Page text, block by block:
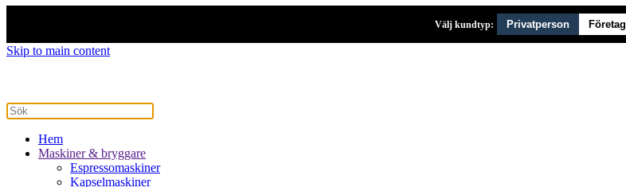
Välj kundtyp: Privatperson Företag
Skip to main content
Hem
Maskiner & bryggare
Espressomaskiner
Kapselmaskiner